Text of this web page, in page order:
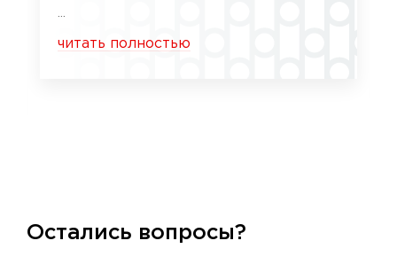
читать полностью
Остались вопросы?